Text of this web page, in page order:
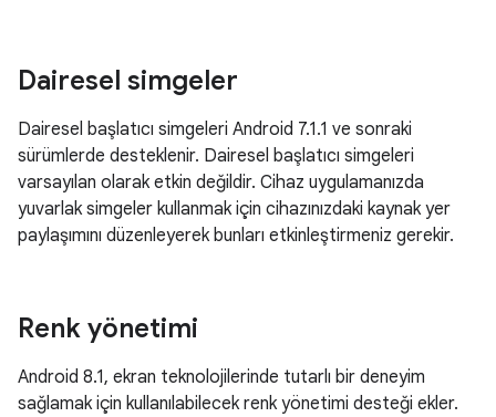
Dairesel simgeler
Dairesel başlatıcı simgeleri Android 7.1.1 ve sonraki
sürümlerde desteklenir. Dairesel başlatıcı simgeleri
varsayılan olarak etkin değildir. Cihaz uygulamanızda
yuvarlak simgeler kullanmak için cihazınızdaki kaynak yer
paylaşımını düzenleyerek bunları etkinleştirmeniz gerekir.
Renk yönetimi
Android 8.1, ekran teknolojilerinde tutarlı bir deneyim
sağlamak için kullanılabilecek renk yönetimi desteği ekler.